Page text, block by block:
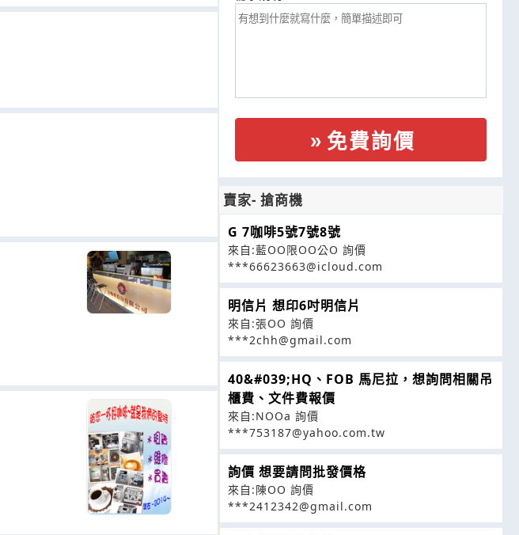
免費詢價
賣家- 搶商機
G 7咖啡5號7號8號
來自:藍OO限OO公O 詢價
***66623663@icloud.com
明信片 想印6吋明信片
來自:張OO 詢價
***2chh@gmail.com
40&#039;HQ、FOB 馬尼拉，想詢問相關吊
櫃費、文件費報價
來自:NOOa 詢價
***753187@yahoo.com.tw
詢價 想要請問批發價格
來自:陳OO 詢價
***2412342@gmail.com